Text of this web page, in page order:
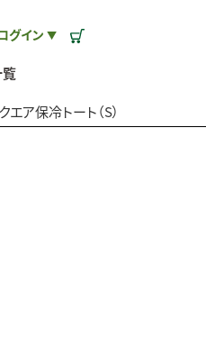
グイン ▼
エア保冷トート（S）